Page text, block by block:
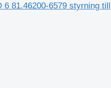
6 81.46200-6579 styrning till